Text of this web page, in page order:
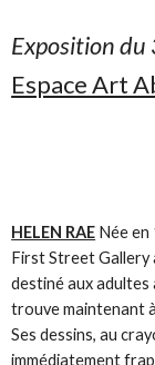
Exposition
Espace Art
HELEN RAE Née en
First Street
destiné aux adultes
trouve maintenant
Ses dessins, au
immédiatement